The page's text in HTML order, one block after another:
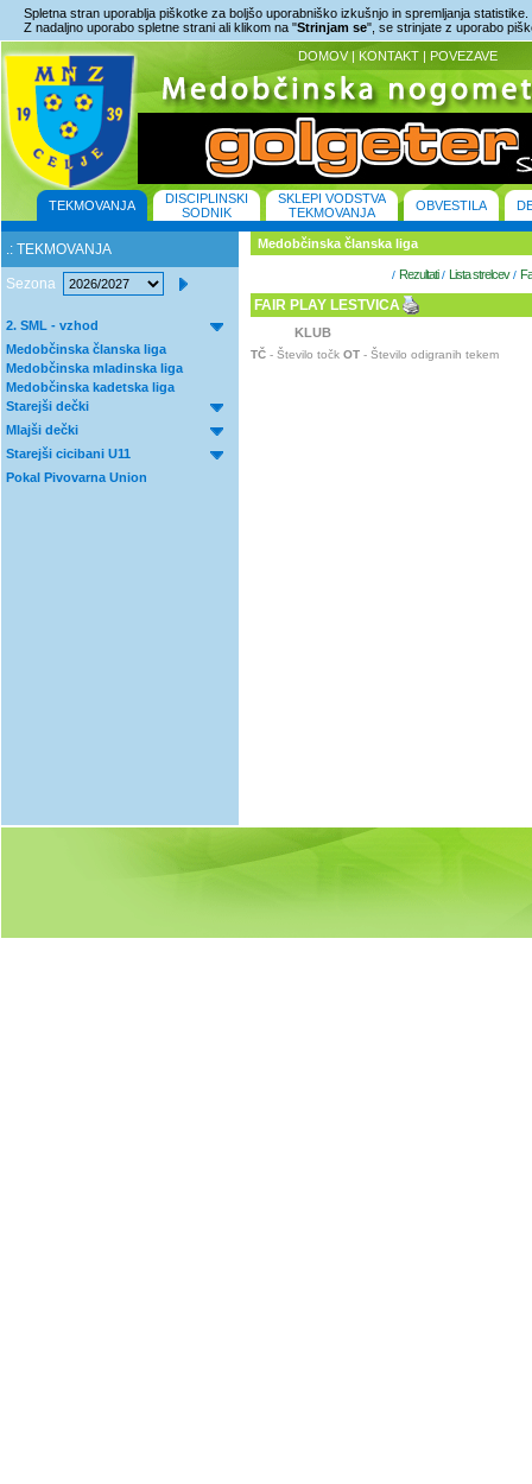
Spletna stran uporablja piškotke za boljšo uporabniško izkušnjo in spremljanja statistike.
Z nadaljno uporabo spletne strani ali klikom na "Strinjam se", se strinjate z uporabo
DOMOV | KONTAKT | POVEZAVE
TEKMOVANJA
DISCIPLINSKI
SODNIK
SKLEPI VODSTVA
TEKMOVANJA
OBVESTILA
.: TEKMOVANJA
Sezona
2. SML - vzhod
Medobčinska članska liga
Medobčinska mladinska liga
Medobčinska kadetska liga
Starejši dečki
Mlajši dečki
Starejši cicibani U11
Pokal Pivovarna Union
Medobčinska članska liga
/ Rezultati/ Lista strelcev/
FAIR PLAY LESTVICA
KLUB
TČ - Število točk OT - Število odigranih tekem